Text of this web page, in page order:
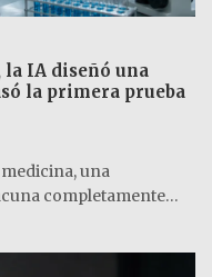
IA diseñó una
la primera prueba
una
completamente…